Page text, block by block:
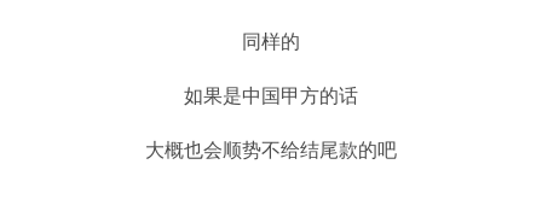
同样的
如果是中国甲方的话
大概也会顺势不给结尾款的吧